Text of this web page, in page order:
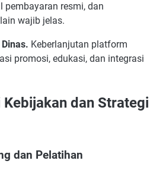
pembayaran resmi, dan
wajib jelas.
Keberlanjutan platform
promosi, edukasi, dan integrasi
Kebijakan dan Strategi
dan Pelatihan